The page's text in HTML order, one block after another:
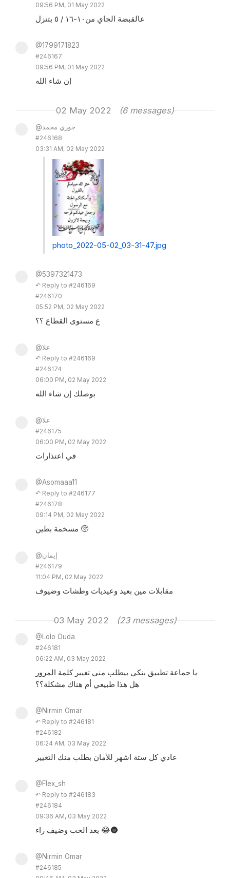
09:56 PM, 01 May 2022
عالقبضة الجاي من١٠-١٦ / ٥ بتنزل
@1799171823
#246167
09:56 PM, 01 May 2022
إن شاء الله
02 May 2022 (6 messages)
@جوري محمد
#246168
03:31 AM, 02 May 2022
photo_2022-05-02_03-31-47.jpg
@5397321473
↶ Reply to #246169
#246170
05:52 PM, 02 May 2022
ع مستوى القطاع ؟؟
@علا
↶ Reply to #246169
#246174
06:00 PM, 02 May 2022
بوصلك إن شاء الله
@علا
#246175
06:00 PM, 02 May 2022
في اعتذارات
@Asomaaa11
↶ Reply to #246177
#246178
09:14 PM, 02 May 2022
مسخمة بطين 🥺
@إيمان
#246179
11:04 PM, 02 May 2022
مقابلات مين بعيد وعيديات وطشات وضيوف
03 May 2022 (23 messages)
@Lolo Ouda
#246181
06:22 AM, 03 May 2022
يا جماعة تطبيق بنكي بيطلب مني تغيير كلمة المرور
هل هذا طبيعي أم هناك مشكلة؟؟
@Nirmin Omar
↶ Reply to #246181
#246182
06:24 AM, 03 May 2022
عادي كل ستة اشهر للأمان بطلب منك التغيير
@Flex_sh
↶ Reply to #246183
#246184
09:36 AM, 03 May 2022
بعد الحب وضيف راء 😂🌚
@Nirmin Omar
#246185